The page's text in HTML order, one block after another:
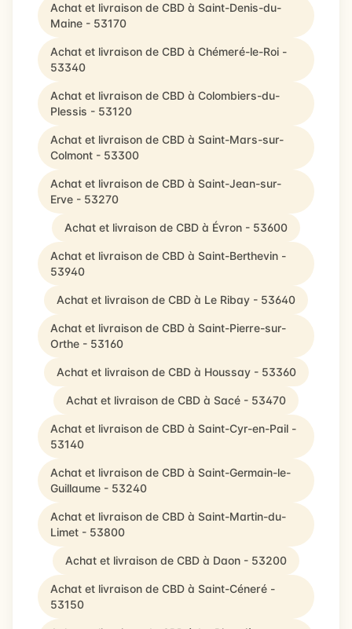
Achat et livraison de CBD à Saint-Denis-du-
Maine - 53170
Achat et livraison de CBD à Chémeré-le-Roi -
53340
Achat et livraison de CBD à Colombiers-du-
Plessis - 53120
Achat et livraison de CBD à Saint-Mars-sur-
Colmont - 53300
Achat et livraison de CBD à Saint-Jean-sur-
Erve - 53270
Achat et livraison de CBD à Évron - 53600
Achat et livraison de CBD à Saint-Berthevin -
53940
Achat et livraison de CBD à Le Ribay - 53640
Achat et livraison de CBD à Saint-Pierre-sur-
Orthe - 53160
Achat et livraison de CBD à Houssay - 53360
Achat et livraison de CBD à Sacé - 53470
Achat et livraison de CBD à Saint-Cyr-en-Pail -
53140
Achat et livraison de CBD à Saint-Germain-le-
Guillaume - 53240
Achat et livraison de CBD à Saint-Martin-du-
Limet - 53800
Achat et livraison de CBD à Daon - 53200
Achat et livraison de CBD à Saint-Céneré -
53150